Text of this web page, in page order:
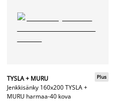
TYSLA + MURU
Jenkkisänky 160x200 TYSLA +
MURU harmaa-40 kova
Plus